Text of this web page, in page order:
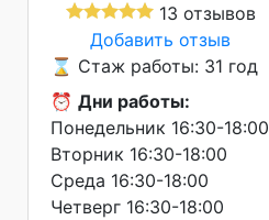
13 отзывов
Добавить отзыв
⌛ Стаж работы: 31 год
⏰ Дни работы:
Понедельник 16:30-18:00
Вторник 16:30-18:00
Среда 16:30-18:00
Четверг 16:30-18:00